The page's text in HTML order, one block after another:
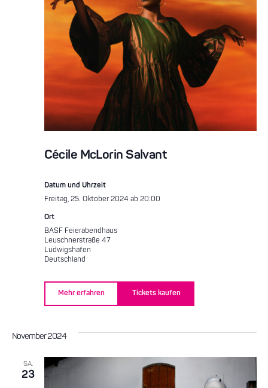
Cécile McLorin Salvant
Datum und Uhrzeit
Freitag, 25. Oktober 2024 ab 20:00
Ort
BASF Feierabendhaus
Leuschnerstraße 47
Ludwigshafen
Deutschland
Mehr erfahren Tickets kaufen
November 2024
SA.
23